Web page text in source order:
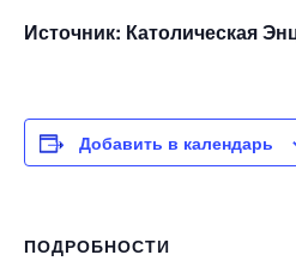
Источник: Католическая
Добавить в календарь
ПОДРОБНОСТИ